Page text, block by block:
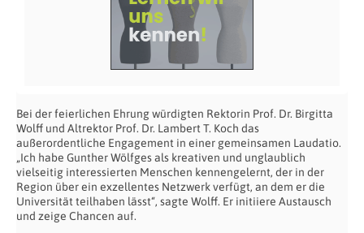
Bei der feierlichen Ehrung würdigten Rektorin Prof. Dr. Birgitta
Wolff und Altrektor Prof. Dr. Lambert T. Koch das
außerordentliche Engagement in einer gemeinsamen Laudatio.
„Ich habe Gunther Wölfges als kreativen und unglaublich
vielseitig interessierten Menschen kennengelernt, der in der
Region über ein exzellentes Netzwerk verfügt, an dem er die
Universität teilhaben lässt“, sagte Wolff. Er initiiere Austausch
und zeige Chancen auf.